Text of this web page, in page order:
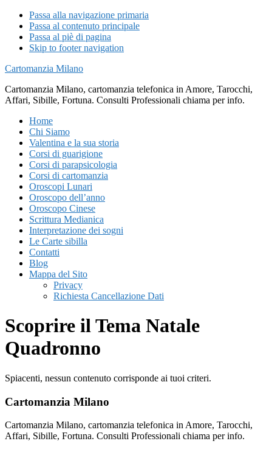
Passa alla navigazione primaria
Passa al contenuto principale
Passa al piè di pagina
Skip to footer navigation
Cartomanzia Milano
Cartomanzia Milano, cartomanzia telefonica in Amore, Tarocchi,
Affari, Sibille, Fortuna. Consulti Professionali chiama per info.
Home
Chi Siamo
Valentina e la sua storia
Corsi di guarigione
Corsi di parapsicologia
Corsi di cartomanzia
Oroscopi Lunari
Oroscopo dell’anno
Oroscopo Cinese
Scrittura Medianica
Interpretazione dei sogni
Le Carte sibilla
Contatti
Blog
Mappa del Sito
Privacy
Richiesta Cancellazione Dati
Scoprire il Tema Natale
Quadronno
Spiacenti, nessun contenuto corrisponde ai tuoi criteri.
Footer
Cartomanzia Milano
Cartomanzia Milano, cartomanzia telefonica in Amore, Tarocchi,
Affari, Sibille, Fortuna. Consulti Professionali chiama per info.